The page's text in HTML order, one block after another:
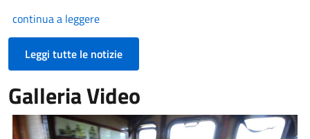
continua a leggere
Leggi tutte le notizie
Galleria Video